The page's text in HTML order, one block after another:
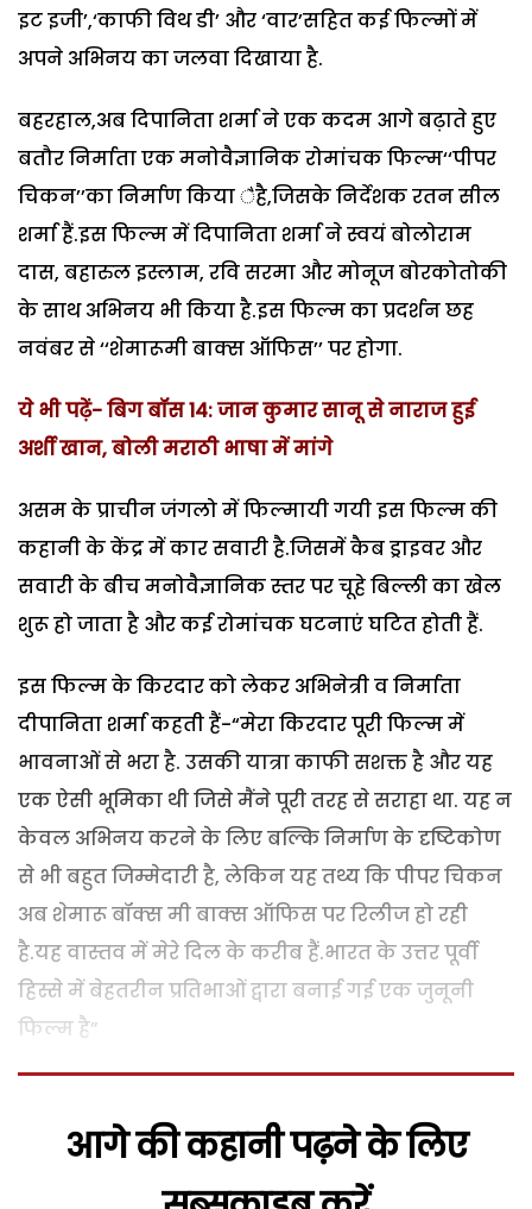
इट इजी’,‘काफी विथ डी’ और ‘वार’सहित कई फिल्मों में
अपने अभिनय का जलवा दिखाया है.
बहरहाल,अब दिपानिता शर्मा ने एक कदम आगे बढ़ाते हुए
बतौर निर्माता एक मनोवैज्ञानिक रोमांचक फिल्म‘‘पीपर
चिकन’’का निर्माण किया ैहै,जिसके निर्देशक रतन सील
शर्मा हैं.इस फिल्म में दिपानिता शर्मा ने स्वयं बोलोराम
दास, बहारुल इस्लाम, रवि सरमा और मोनूज बोरकोतोकी
के साथ अभिनय भी किया है.इस फिल्म का प्रदर्शन छह
नवंबर से ‘‘शेमारूमी बाक्स ऑफिस’’ पर होगा.
ये भी पढ़ें-बिग बॉस 14: जान कुमार सानू से नाराज हुई
अर्शी खान, बोली मराठी भाषा में मांगे
असम के प्राचीन जंगलो में फिल्मायी गयी इस फिल्म की
कहानी के केंद्र में कार सवारी है.जिसमें कैब ड्राइवर और
सवारी के बीच मनोवैज्ञानिक स्तर पर चूहे बिल्ली का खेल
शुरू हो जाता है और कई रोमांचक घटनाएं घटित होती हैं.
इस फिल्म के किरदार को लेकर अभिनेत्री व निर्माता
दीपानिता शर्मा कहती हैं-“मेरा किरदार पूरी फिल्म में
भावनाओं से भरा है. उसकी यात्रा काफी सशक्त है और यह
एक ऐसी भूमिका थी जिसे मैंने पूरी तरह से सराहा था. यह न
केवल अभिनय करने के लिए बल्कि निर्माण के दृष्टिकोण
से भी बहुत जिम्मेदारी है, लेकिन यह तथ्य कि पीपर चिकन
अब शेमारू बॉक्स मी बाक्स ऑफिस पर रिलीज हो रही
है.यह वास्तव में मेरे दिल के करीब हैं.भारत के उत्तर पूर्वी
हिस्से में बेहतरीन प्रतिभाओं द्वारा बनाई गई एक जुनूनी
फिल्म है”
आगे की कहानी पढ़ने के लिए